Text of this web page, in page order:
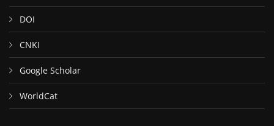
DOI
CNKI
Google Scholar
WorldCat